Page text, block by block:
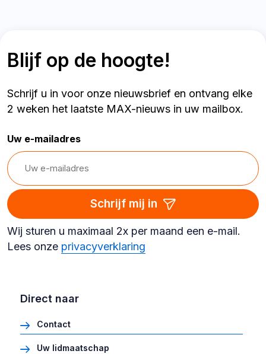
Blijf op de hoogte!
Schrijf u in voor onze nieuwsbrief en ontvang elke
2 weken het laatste MAX-nieuws in uw mailbox.
Uw e-mailadres
Schrijf mij in
Wij sturen u maximaal 2x per maand een e-mail.
Lees onze privacyverklaring
Direct naar
Contact
Uw lidmaatschap